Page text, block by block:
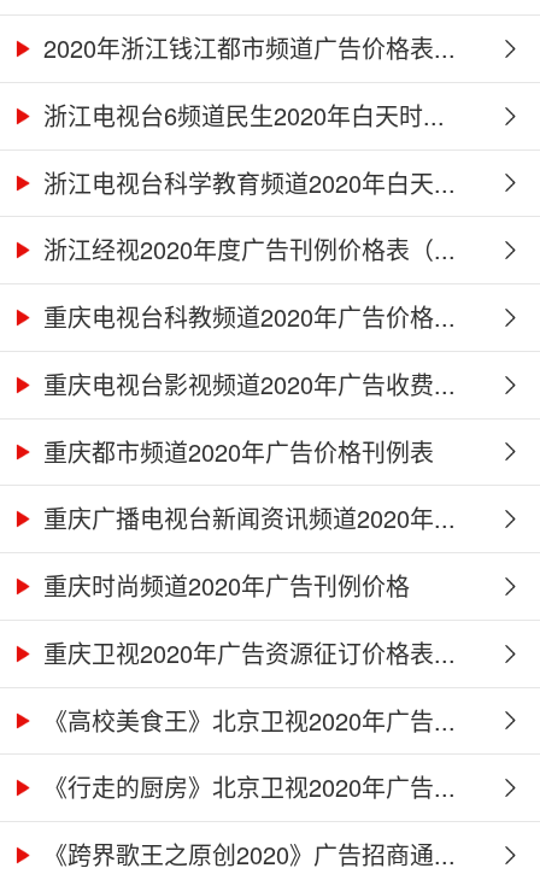
2020年浙江钱江都市频道广告价格表...
浙江电视台6频道民生2020年白天时...
浙江电视台科学教育频道2020年白天...
浙江经视2020年度广告刊例价格表（...
重庆电视台科教频道2020年广告价格...
重庆电视台影视频道2020年广告收费...
重庆都市频道2020年广告价格刊例表
重庆广播电视台新闻资讯频道2020年...
重庆时尚频道2020年广告刊例价格
重庆卫视2020年广告资源征订价格表...
《高校美食王》北京卫视2020年广告...
《行走的厨房》北京卫视2020年广告...
《跨界歌王之原创2020》广告招商通...